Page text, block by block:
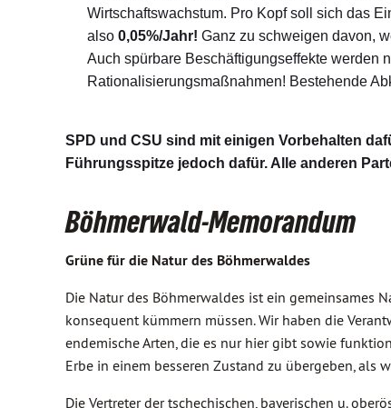
Wirtschaftswachstum. Pro Kopf soll sich das
also 0,05%/Jahr! Ganz zu schweigen davon,
Auch spürbare Beschäftigungseffekte werden
Rationalisierungsmaßnahmen! Bestehende
SPD und CSU sind mit einigen Vorbehalten
Führungsspitze jedoch dafür. Alle anderen
Böhmerwald-Memorandum
Grüne für die Natur des Böhmerwaldes
Die Natur des Böhmerwaldes ist ein gemeinsames
konsequent kümmern müssen. Wir haben die
endemische Arten, die es nur hier gibt sowie
Erbe in einem besseren Zustand zu übergeben, als
Die Vertreter der tschechischen, bayerischen u.